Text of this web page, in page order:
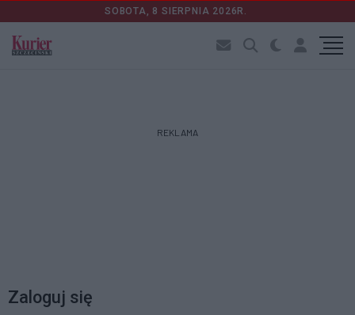
SOBOTA, 8 SIERPNIA 2026R.
REKLAMA
Zaloguj się